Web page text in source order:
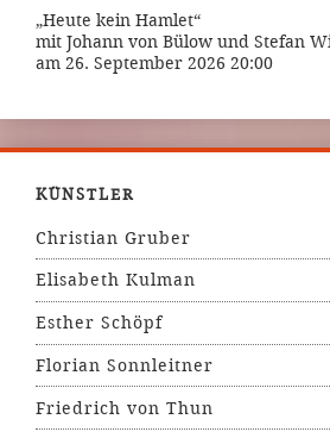
„Heute kein Hamlet“
mit Johann von Bülow und Stefan
am 26. September 2026 20:00
KÜNSTLER
Christian Gruber
Elisabeth Kulman
Esther Schöpf
Florian Sonnleitner
Friedrich von Thun